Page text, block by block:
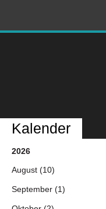
Kalender
2026
August (10)
September (1)